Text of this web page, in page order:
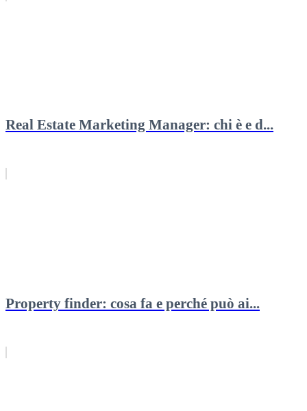
Real Estate Marketing Manager: chi è e d...
Property finder: cosa fa e perché può ai...